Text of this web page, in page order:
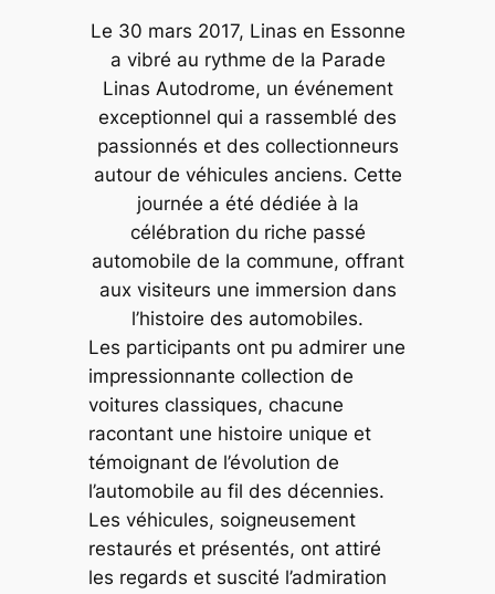
Le 30 mars 2017, Linas en Essonne
a vibré au rythme de la Parade
Linas Autodrome, un événement
exceptionnel qui a rassemblé des
passionnés et des collectionneurs
autour de véhicules anciens. Cette
journée a été dédiée à la
célébration du riche passé
automobile de la commune, offrant
aux visiteurs une immersion dans
l’histoire des automobiles.
Les participants ont pu admirer une
impressionnante collection de
voitures classiques, chacune
racontant une histoire unique et
témoignant de l’évolution de
l’automobile au fil des décennies.
Les véhicules, soigneusement
restaurés et présentés, ont attiré
les regards et suscité l’admiration